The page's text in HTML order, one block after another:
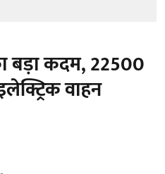
बड़ा कदम, 22500
वाहन